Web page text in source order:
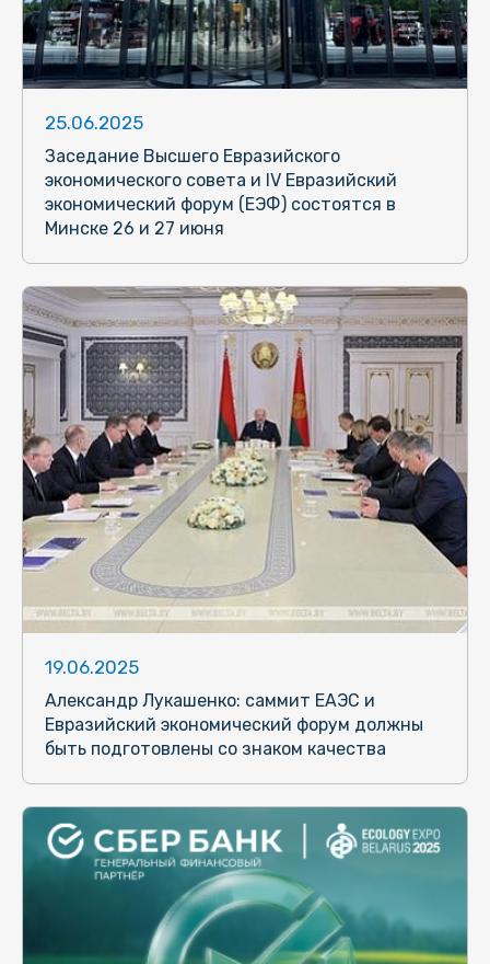
25.06.2025
Заседание Высшего Евразийского
экономического совета и IV Евразийский
экономический форум (ЕЭФ) состоятся в
Минске 26 и 27 июня
19.06.2025
Александр Лукашенко: саммит ЕАЭС и
Евразийский экономический форум должны
быть подготовлены со знаком качества